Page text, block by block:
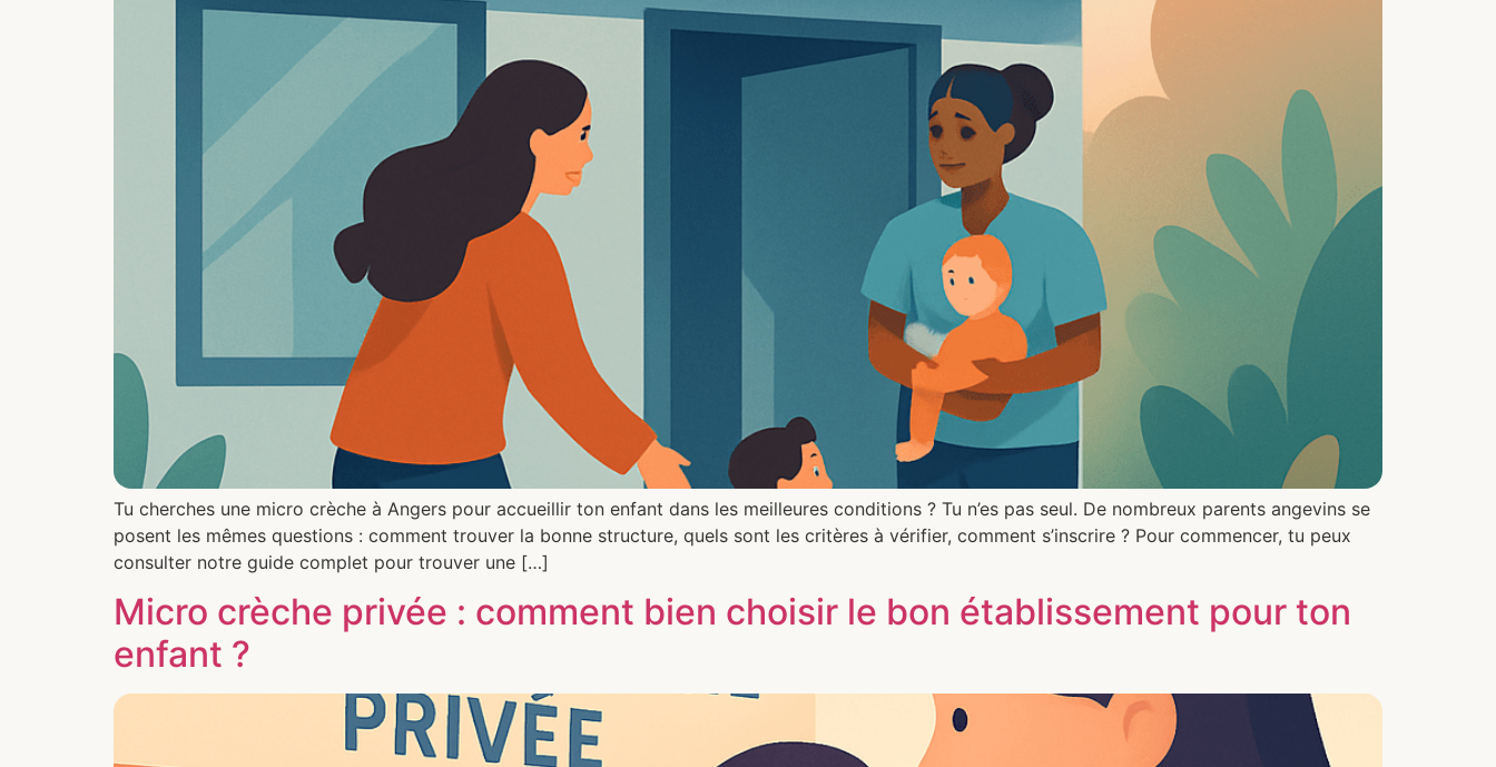
Tu cherches une micro crèche à Angers pour accueillir ton enfant dans les meilleures conditions ? Tu n’es pas seul. De nombreux parents angevins se
posent les mêmes questions : comment trouver la bonne structure, quels sont les critères à vérifier, comment s’inscrire ? Pour commencer, tu peux
consulter notre guide complet pour trouver une […]
Micro crèche privée : comment bien choisir le bon établissement pour ton
enfant ?